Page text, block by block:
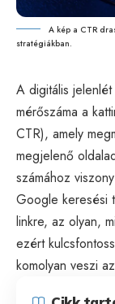
A kép a CTR
stratégiákban.
A digitális
mérőszáma a
CTR), amely
megjelenő
számához
Google keresési
linkre, az olyan,
ezért
komolyan veszi